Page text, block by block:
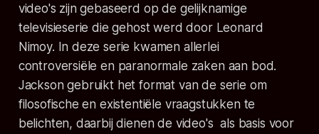
video's zijn gebaseerd op de gelijknamige
televisieserie die gehost werd door Leonard
Nimoy. In deze serie kwamen allerlei
controversiële en paranormale zaken aan bod.
Jackson gebruikt het format van de serie om
filosofische en existentiële vraagstukken te
belichten, daarbij dienen de video's als basis voor